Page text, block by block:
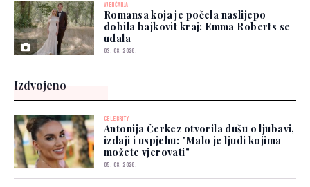
VJENČANJA
Romansa koja je počela naslijepo
dobila bajkovit kraj: Emma Roberts se
udala
03. 08. 2026.
Izdvojeno
CELEBRITY
Antonija Čerkez otvorila dušu o ljubavi,
izdaji i uspjehu: "Malo je ljudi kojima
možete vjerovati"
05. 08. 2026.